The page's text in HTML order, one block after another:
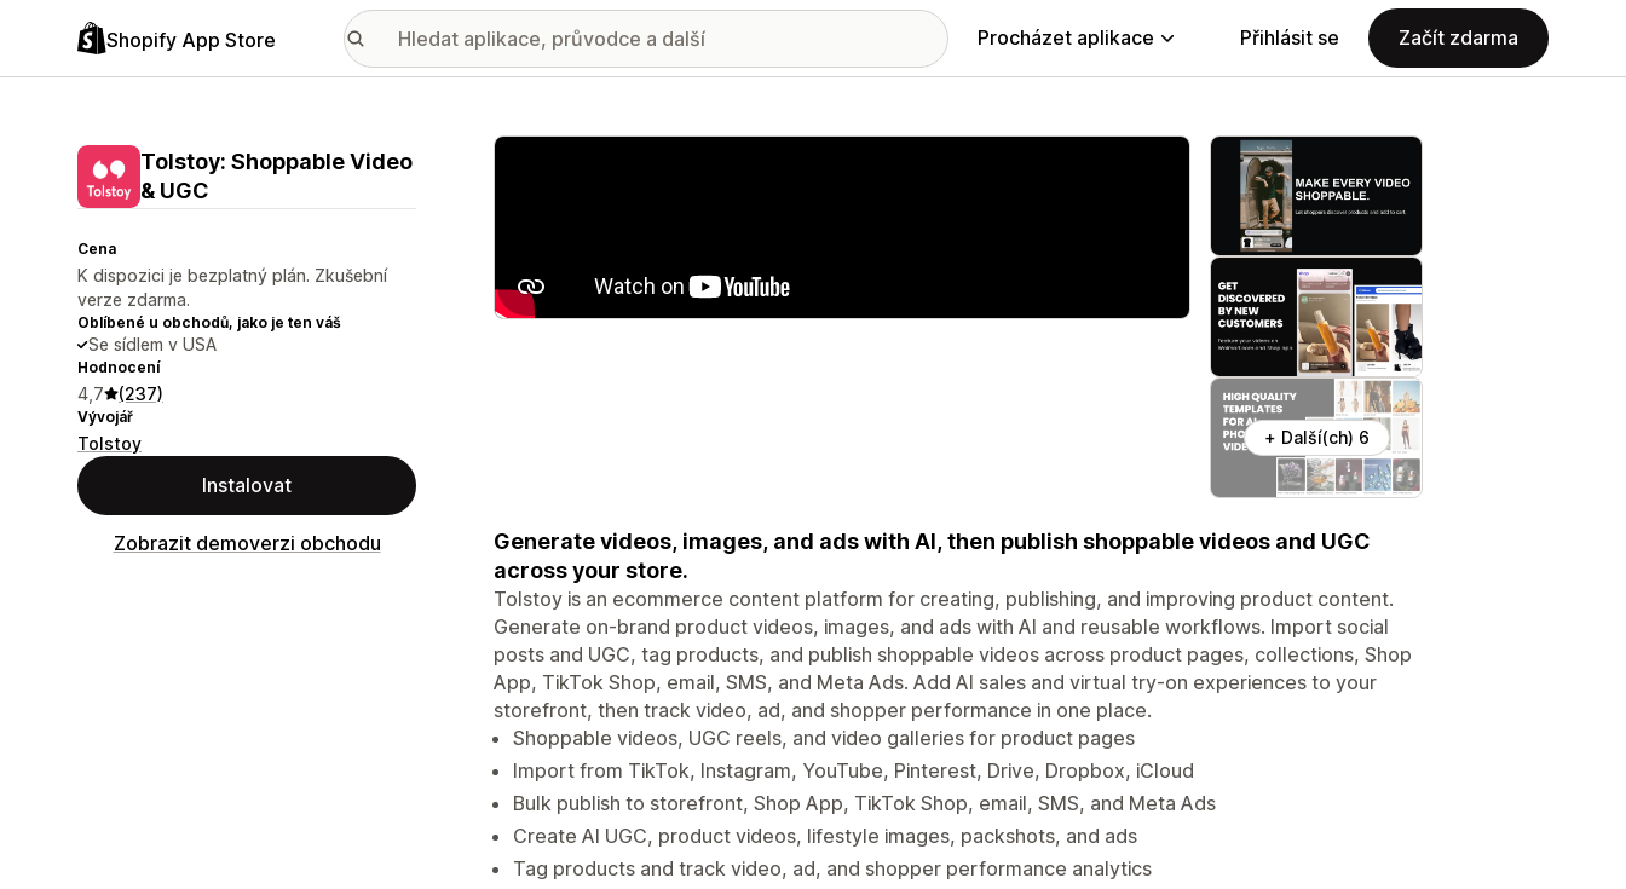
Shopify App Store Procházet aplikace Přihlásit se Začít zdarma
Tolstoy: Shoppable Video
& UGC
Cena
K dispozici je bezplatný plán. Zkušební
verze zdarma.
Oblíbené u obchodů, jako je ten váš
Se sídlem v USA
Hodnocení
4,7 (237)
Vývojář
Tolstoy
Instalovat
Zobrazit demoverzi obchodu
Galerie propagovaných obrázků
+ Další(ch) 6
Generate videos, images, and ads with AI, then publish shoppable videos and UGC
across your store.
Tolstoy is an ecommerce content platform for creating, publishing, and improving product content.
Generate on-brand product videos, images, and ads with AI and reusable workflows. Import social
posts and UGC, tag products, and publish shoppable videos across product pages, collections, Shop
App, TikTok Shop, email, SMS, and Meta Ads. Add AI sales and virtual try-on experiences to your
storefront, then track video, ad, and shopper performance in one place.
Shoppable videos, UGC reels, and video galleries for product pages
Import from TikTok, Instagram, YouTube, Pinterest, Drive, Dropbox, iCloud
Bulk publish to storefront, Shop App, TikTok Shop, email, SMS, and Meta Ads
Create AI UGC, product videos, lifestyle images, packshots, and ads
Tag products and track video, ad, and shopper performance analytics